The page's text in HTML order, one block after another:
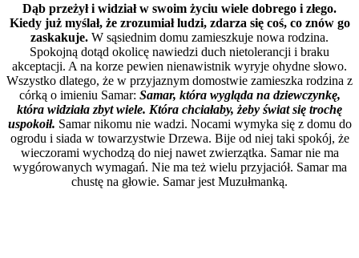
Dąb przeżył i widział w swoim życiu wiele dobrego i złego.
Kiedy już myślał, że zrozumiał ludzi, zdarza się coś, co znów go
zaskakuje. W sąsiednim domu zamieszkuje nowa rodzina.
Spokojną dotąd okolicę nawiedzi duch nietolerancji i braku
akceptacji. A na korze pewien nienawistnik wyryje ohydne słowo.
Wszystko dlatego, że w przyjaznym domostwie zamieszka rodzina z
córką o imieniu Samar: Samar, która wygląda na dziewczynkę,
która widziała zbyt wiele. Która chciałaby, żeby świat się trochę
uspokoił. Samar nikomu nie wadzi. Nocami wymyka się z domu do
ogrodu i siada w towarzystwie Drzewa. Bije od niej taki spokój, że
wieczorami wychodzą do niej nawet zwierzątka. Samar nie ma
wygórowanych wymagań. Nie ma też wielu przyjaciół. Samar ma
chustę na głowie. Samar jest Muzułmanką.